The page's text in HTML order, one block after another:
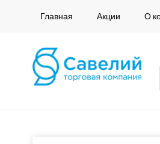
Главная Акции О